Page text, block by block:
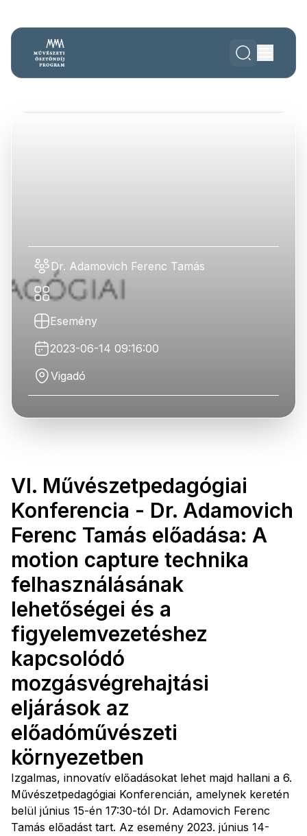
Dr. Adamovich Ferenc Tamás
Esemény
2023-06-14 09:16:00
Vigadó
VI. Művészetpedagógiai
Konferencia - Dr. Adamovich
Ferenc Tamás előadása: A
motion capture technika
felhasználásának
lehetőségei és a
figyelemvezetéshez
kapcsolódó
mozgásvégrehajtási
eljárások az
előadóművészeti
környezetben
Izgalmas, innovatív előadásokat lehet majd hallani a 6.
Művészetpedagógiai Konferencián, amelynek keretén
belül június 15-én 17:30-tól Dr. Adamovich Ferenc
Tamás előadást tart. Az esemény 2023. június 14-